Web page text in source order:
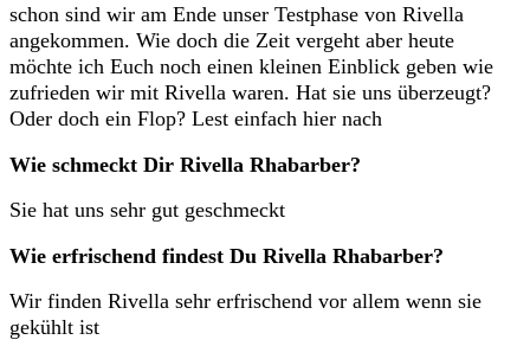
schon sind wir am Ende unser Testphase von Rivella
angekommen. Wie doch die Zeit vergeht aber heute
möchte ich Euch noch einen kleinen Einblick geben wie
zufrieden wir mit Rivella waren. Hat sie uns überzeugt?
Oder doch ein Flop? Lest einfach hier nach
Wie schmeckt Dir Rivella Rhabarber?
Sie hat uns sehr gut geschmeckt
Wie erfrischend findest Du Rivella Rhabarber?
Wir finden Rivella sehr erfrischend vor allem wenn sie
gekühlt ist